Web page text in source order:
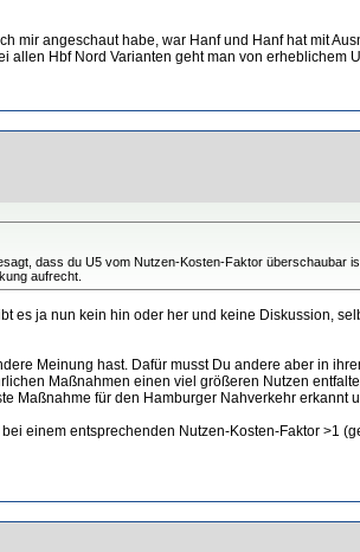
angeschaut habe, war Hanf und Hanf hat mit
Hbf Nord Varianten geht man von erheblichem
dass du U5 vom Nutzen-Kosten-Faktor überschaubar
aufrecht.
es ja nun kein hin oder her und keine Diskussion,
Meinung hast. Dafür musst Du andere aber in
Maßnahmen einen viel größeren Nutzen
Maßnahme für den Hamburger Nahverkehr erkannt
einem entsprechenden Nutzen-Kosten-Faktor >1